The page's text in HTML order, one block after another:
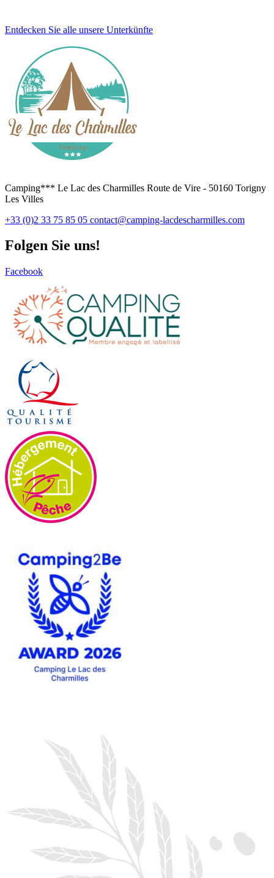
Entdecken Sie alle unsere Unterkünfte
Camping*** Le Lac des Charmilles Route de Vire - 50160 Torigny
Les Villes
+33 (0)2 33 75 85 05 contact@camping-lacdescharmilles.com
Folgen Sie uns!
Facebook